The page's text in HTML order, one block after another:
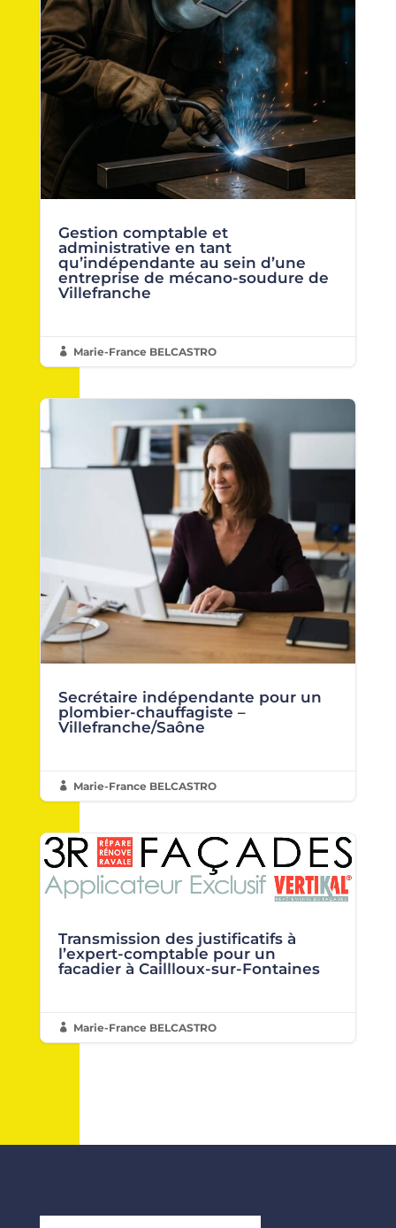
Gestion comptable et
administrative en tant
qu’indépendante au sein d’une
entreprise de mécano-soudure de
Villefranche
 Marie-France BELCASTRO
Secrétaire indépendante pour un
plombier-chauffagiste –
Villefranche/Saône
 Marie-France BELCASTRO
Transmission des justificatifs à
l’expert-comptable pour un
facadier à Caillloux-sur-Fontaines
 Marie-France BELCASTRO